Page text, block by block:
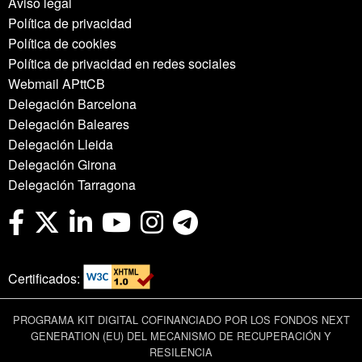
Política de privacidad
Política de cookies
Política de privacidad en redes sociales
Webmail APttCB
Delegación Barcelona
Delegación Baleares
Delegación Lleida
Delegación Girona
Delegación Tarragona
Certificados:
PROGRAMA KIT DIGITAL COFINANCIADO POR LOS FONDOS NEXT
GENERATION (EU) DEL MECANISMO DE RECUPERACIÓN Y
RESILENCIA